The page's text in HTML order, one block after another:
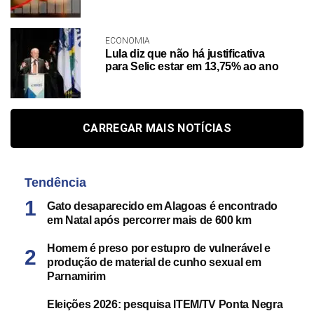
ECONOMIA
Lula diz que não há justificativa
para Selic estar em 13,75% ao ano
CARREGAR MAIS NOTÍCIAS
Tendência
Gato desaparecido em Alagoas é encontrado
em Natal após percorrer mais de 600 km
Homem é preso por estupro de vulnerável e
produção de material de cunho sexual em
Parnamirim
Eleições 2026: pesquisa ITEM/TV Ponta Negra